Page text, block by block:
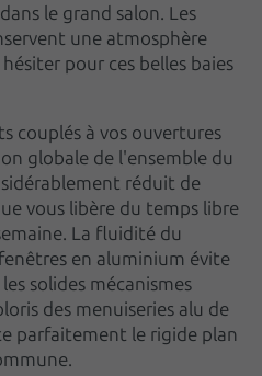
le grand salon. Les
une atmosphère
pour ces belles baies
couplés à vos ouvertures
globale de l'ensemble du
réduit de
vous libère du temps libre
La fluidité du
en aluminium évite
solides mécanismes
des menuiseries alu de
parfaitement le rigide plan